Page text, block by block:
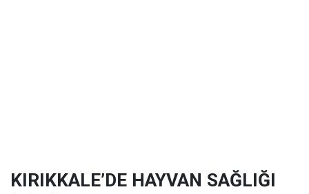
KIRIKKALE’DE HAYVAN SAĞLIĞI